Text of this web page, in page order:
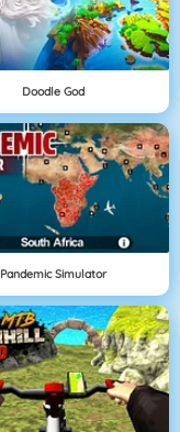
Doodle God
Pandemic Simulator